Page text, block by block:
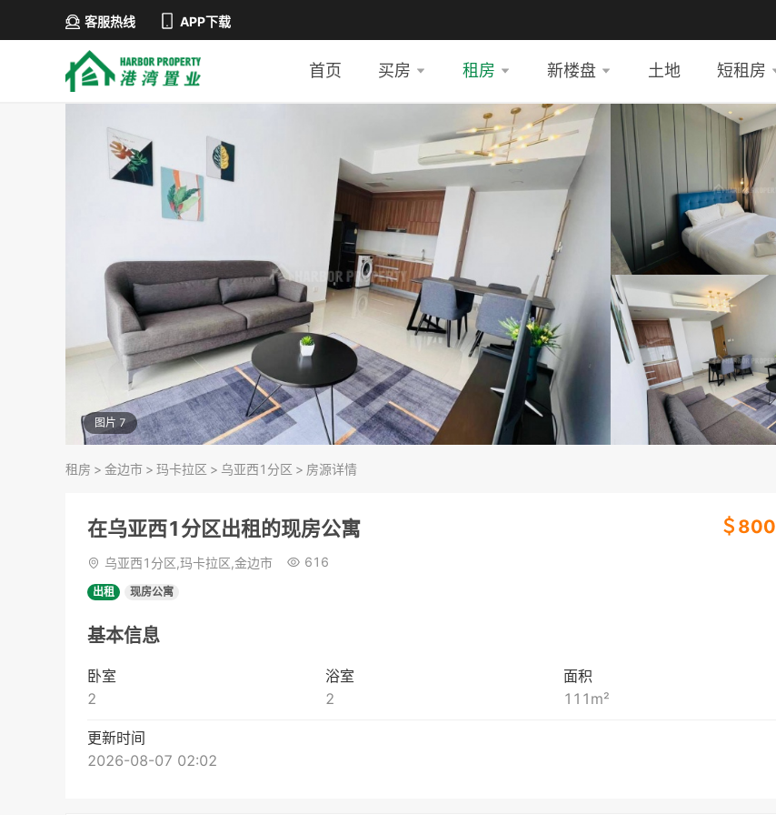
客服热线 APP下载
首页 买房 租房 新楼盘 土地 短租房
图片 7
租房 > 金边市 > 玛卡拉区 > 乌亚西1分区 > 房源详情
在乌亚西1分区出租的现房公寓 ＄ 800
乌亚西1分区,玛卡拉区,金边市 616
出租 现房公寓
基本信息
卧室
2
浴室
2
面积
111 m²
更新时间
2026-08-07 02:02